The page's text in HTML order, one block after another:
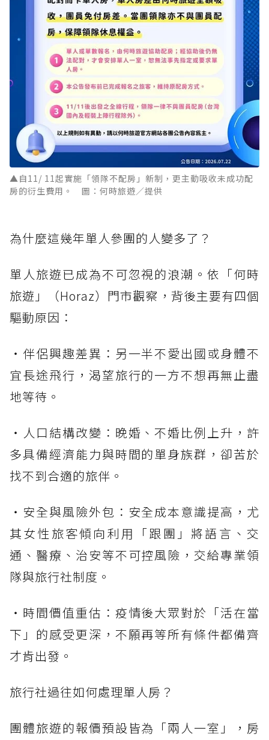
▲自11/ 11起實施「領隊不配房」新制，更主動吸收未成功配
房的衍生費用。 圖：何時旅遊／提供
為什麼這幾年單人參團的人變多了？
單人旅遊已成為不可忽視的浪潮。依「何時
旅遊」（Horaz）門市觀察，背後主要有四個
驅動原因：
・伴侶興趣差異：另一半不愛出國或身體不
宜長途飛行，渴望旅行的一方不想再無止盡
地等待。
・人口結構改變：晚婚、不婚比例上升，許
多具備經濟能力與時間的單身族群，卻苦於
找不到合適的旅伴。
・安全與風險外包：安全成本意識提高，尤
其女性旅客傾向利用「跟團」將語言、交
通、醫療、治安等不可控風險，交給專業領
隊與旅行社制度。
・時間價值重估：疫情後大眾對於「活在當
下」的感受更深，不願再等所有條件都備齊
才肯出發。
旅行社過往如何處理單人房？
團體旅遊的報價預設皆為「兩人一室」，房